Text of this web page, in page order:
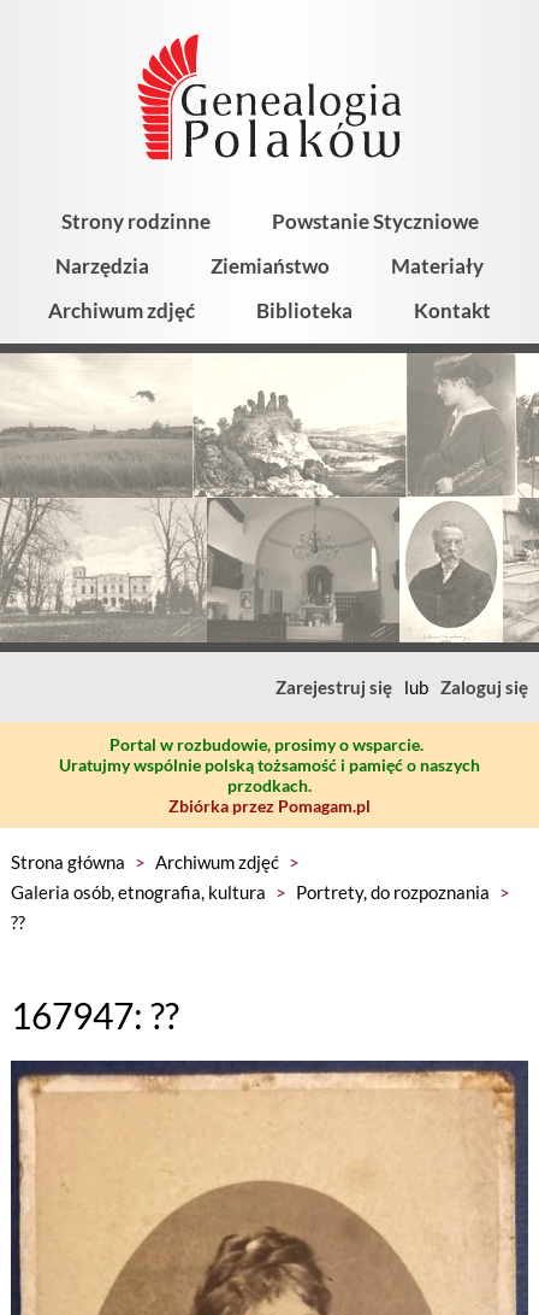
Strony rodzinne
Powstanie Styczniowe
Narzędzia
Ziemiaństwo
Materiały
Archiwum zdjęć
Biblioteka Kontakt
Zarejestruj się lub Zaloguj się
Portal w rozbudowie, prosimy o wsparcie.
Uratujmy wspólnie polską tożsamość i pamięć o naszych
przodkach.
Zbiórka przez Pomagam.pl
Strona główna > Archiwum zdjęć >
Galeria osób, etnografia, kultura > Portrety, do rozpoznania >
??
167947: ??